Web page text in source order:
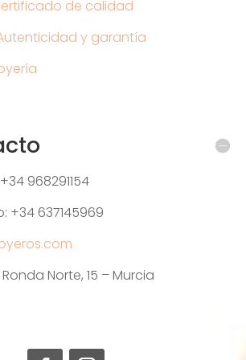
de calidad
y garantía
968291154
+34 637145969
Norte, 15 – Murcia